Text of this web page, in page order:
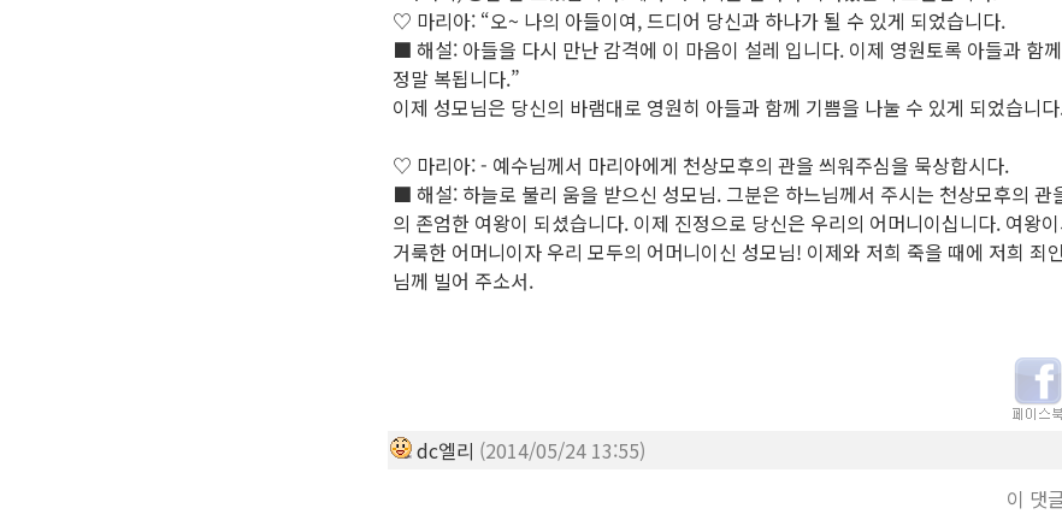
♡ 마리아: “오~ 나의 아들이여, 드디어 당신과 하나가 될 수 있게 되었습니다.
■ 해설: 아들을 다시 만난 감격에 이 마음이 설레 입니다. 이제 영원토록 아들과 함
정말 복됩니다.”
이제 성모님은 당신의 바램대로 영원히 아들과 함께 기쁨을 나눌 수 있게 되었습니
♡ 마리아: - 예수님께서 마리아에게 천상모후의 관을 씌워주심을 묵상합시다.
■ 해설: 하늘로 불리 움을 받으신 성모님. 그분은 하느님께서 주시는 천상모후의 관
의 존엄한 여왕이 되셨습니다. 이제 진정으로 당신은 우리의 어머니이십니다. 여왕
거룩한 어머니이자 우리 모두의 어머니이신 성모님! 이제와 저희 죽을 때에 저희 죄
님께 빌어 주소서.
dc엘리 (2014/05/24 13:55)
이 댓